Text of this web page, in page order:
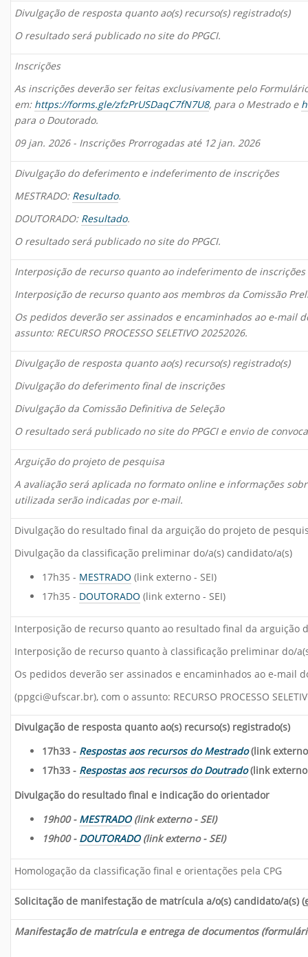
Divulgação de resposta quanto ao(s) recurso(s) registrado(s)
O resultado será publicado no site do PPGCI.
Inscrições
As inscrições deverão ser feitas exclusivamente pelo
em: https://forms.gle/zfzPrUSDaqC7fN7U8, para o Mestrado e
para o Doutorado.
09 jan. 2026 - Inscrições Prorrogadas até 12 jan. 2026
Divulgação do deferimento e indeferimento de inscrições
MESTRADO: Resultado.
DOUTORADO: Resultado.
O resultado será publicado no site do PPGCI.
Interposição de recurso quanto ao indeferimento de inscrições
Interposição de recurso quanto aos membros da Comissão
Os pedidos deverão ser assinados e encaminhados ao e-mail
assunto: RECURSO PROCESSO SELETIVO 20252026.
Divulgação de resposta quanto ao(s) recurso(s) registrado(s)
Divulgação do deferimento final de inscrições
Divulgação da Comissão Definitiva de Seleção
O resultado será publicado no site do PPGCI e envio de
Arguição do projeto de pesquisa
A avaliação será aplicada no formato online e informações
utilizada serão indicadas por e-mail.
Divulgação do resultado final da arguição do projeto de
Divulgação da classificação preliminar do/a(s) candidato/a(s)
17h35 - MESTRADO (link externo - SEI)
17h35 - DOUTORADO (link externo - SEI)
Interposição de recurso quanto ao resultado final da arguição
Interposição de recurso quanto à classificação preliminar do/
Os pedidos deverão ser assinados e encaminhados ao e-mail
(ppgci@ufscar.br), com o assunto: RECURSO PROCESSO
Divulgação de resposta quanto ao(s) recurso(s) registrado(s)
17h33 - Respostas aos recursos do Mestrado(link externo
17h33 - Respostas aos recursos do Doutrado(link externo
Divulgação do resultado final e indicação do orientador
19h00 - MESTRADO(link externo - SEI)
19h00 - DOUTORADO(link externo - SEI)
Homologação da classificação final e orientações pela CPG
Solicitação de manifestação de matrícula a/o(s) candidato/a(s) (
Manifestação de matrícula e entrega de documentos